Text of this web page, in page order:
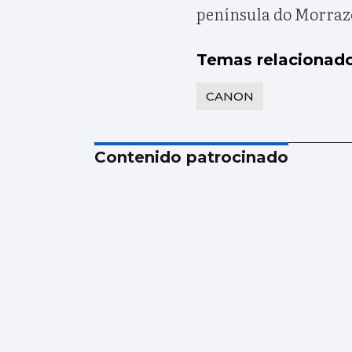
península do
Temas
CANON
Contenido patrocinado